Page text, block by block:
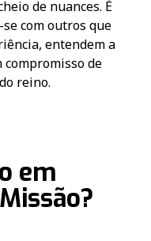
de nuances. É
com outros que
entendem a
de
reino.
em